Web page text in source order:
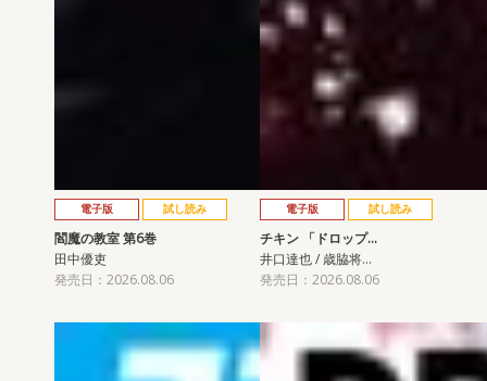
電子版 試し読み
閻魔の教室 第6巻
田中優吏
発売日：2026.08.06
電子版 試し読み
チキン 「ドロップ…
井口達也 / 歳脇将…
発売日：2026.08.06